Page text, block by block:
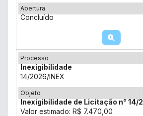
Abertura
Concluído
Processo
Inexigibilidade
14/2026/INEX
Objeto
Inexigibilidade de Licitação n° 14/
Valor estimado: R$ 7.470,00